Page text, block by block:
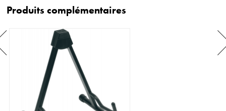
Produits complémentaires